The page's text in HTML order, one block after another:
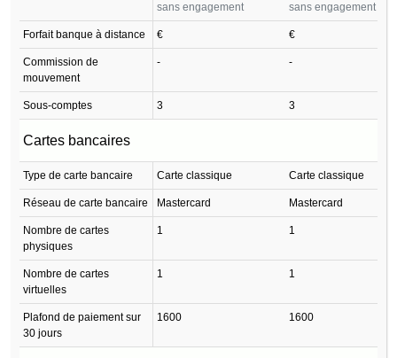
sans engagement sans engagement
Forfait banque à distance € €
Commission de
mouvement
- -
Sous-comptes 3 3
Cartes bancaires
Type de carte bancaire Carte classique Carte classique
Réseau de carte bancaire Mastercard Mastercard
Nombre de cartes
physiques
1 1
Nombre de cartes
virtuelles
1 1
Plafond de paiement sur
30 jours
1600 1600